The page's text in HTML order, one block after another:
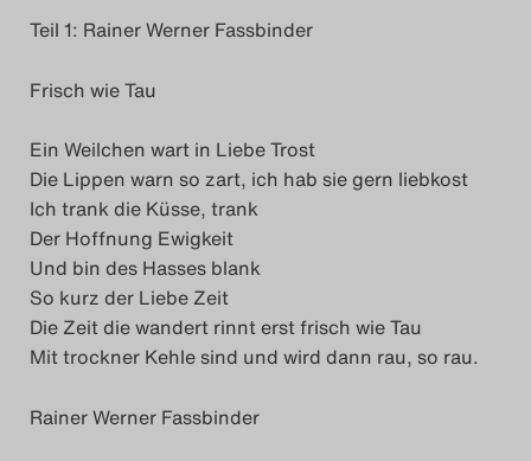
Das Theatertreffen-Blog
Das Theatertreffen-Blog
2020
Das Theatertreffen-Blog
2021
Das Theatertreffen-Blog
Teil 1: Rainer Werner Fassbinder
Frisch wie Tau
Ein Weilchen wart in Liebe Trost
Die Lippen warn so zart, ich hab sie gern liebkost
Ich trank die Küsse, trank
Der Hoffnung Ewigkeit
Und bin des Hasses blank
So kurz der Liebe Zeit
Die Zeit die wandert rinnt erst frisch wie Tau
Mit trockner Kehle sind und wird dann rau, so rau.
Rainer Werner Fassbinder